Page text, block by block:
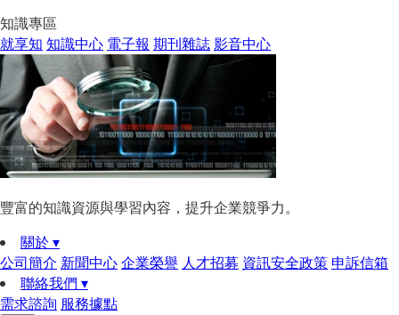
知識專區
就享知 知識中心 電子報 期刊雜誌影音中心
豐富的知識資源與學習內容，提升企業競爭力。
關於 ▾
公司簡介 新聞中心企業榮譽 人才招募 資訊安全政策 申訴信箱
聯絡我們 ▾
需求諮詢 服務據點